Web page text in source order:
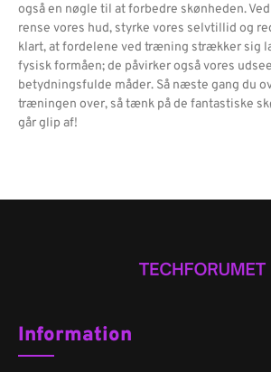
også en nøgle til at forbedre skønheden.
rense vores hud, styrke vores selvtillid og
klart, at fordelene ved træning strækker sig
fysisk formåen; de påvirker også vores
betydningsfulde måder. Så næste gang du
træningen over, så tænk på de fantastiske
går glip af!
Information